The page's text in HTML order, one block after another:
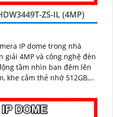
ZS-IL (4MP)
IP dome trong nhà
giải 4MP và công nghệ đèn
tầm nhìn ban đêm lên
giải pháp giám sát an
hợp lắp đặt tại gia đình,